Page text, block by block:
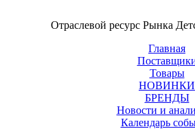
Отраслевой ресурс Рынка
Главная
Товары
НОВИНКИ
БРЕНДЫ
Новости и
Календарь